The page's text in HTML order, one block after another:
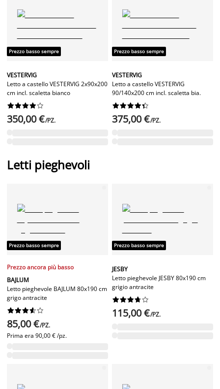
Prezzo basso sempre
VESTERVIG
Letto a castello VESTERVIG 2x90x200
cm incl. scaletta bianco






350,00 €/PZ.
Prezzo basso sempre
VESTERVIG
Letto a castello VESTERVIG
90/140x200 cm incl. scaletta bia.






375,00 €/PZ.
Letti pieghevoli
Prezzo basso sempre
Prezzo ancora più basso
BAJLUM
Letto pieghevole BAJLUM 80x190 cm
grigo antracite






85,00 €/PZ.
Prima era 90,00 € /pz.
Prezzo basso sempre
JESBY
Letto pieghevole JESBY 80x190 cm
grigio antracite






115,00 €/PZ.